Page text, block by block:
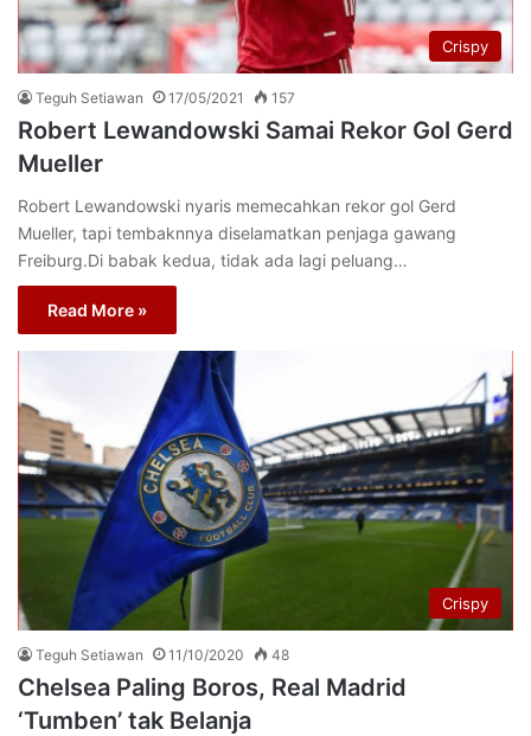
Crispy
Teguh Setiawan 17/05/2021 157
Robert Lewandowski Samai Rekor Gol Gerd
Mueller
Robert Lewandowski nyaris memecahkan rekor gol Gerd
Mueller, tapi tembaknnya diselamatkan penjaga gawang
Freiburg.Di babak kedua, tidak ada lagi peluang…
Read More »
Crispy
Teguh Setiawan 11/10/2020 48
Chelsea Paling Boros, Real Madrid
‘Tumben’ tak Belanja